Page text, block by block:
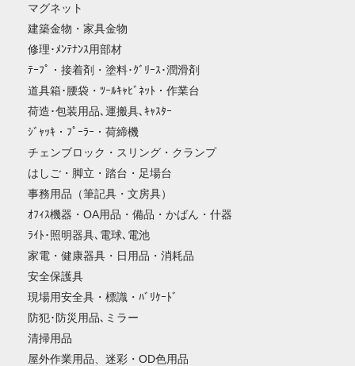
マグネット
建築金物・家具金物
修理･ﾒﾝﾃﾅﾝｽ用部材
ﾃｰﾌﾟ・接着剤・塗料･ｸﾞﾘｰｽ･潤滑剤
道具箱･腰袋・ﾂｰﾙｷｬﾋﾞﾈｯﾄ・作業台
荷造･包装用品､運搬具､ｷｬｽﾀｰ
ｼﾞｬｯｷ・ﾌﾟｰﾗｰ・荷締機
チェンブロック・スリング・クランプ
はしご・脚立・踏台・足場台
事務用品（筆記具・文房具）
ｵﾌｨｽ機器・OA用品・備品・かばん・什器
ﾗｲﾄ･照明器具､電球､電池
家電・健康器具・日用品・消耗品
安全保護具
現場用安全具・標識・ﾊﾞﾘｹｰﾄﾞ
防犯･防災用品､ミラー
清掃用品
屋外作業用品、迷彩・OD色用品